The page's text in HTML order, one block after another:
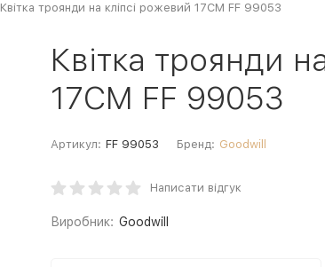
Квітка троянди на кліпсі рожевий 17CM FF 99053
Квітка троянди
17CM FF 99053
Артикул: FF 99053 Бренд: Goodwill
Написати відгук
Виробник: Goodwill